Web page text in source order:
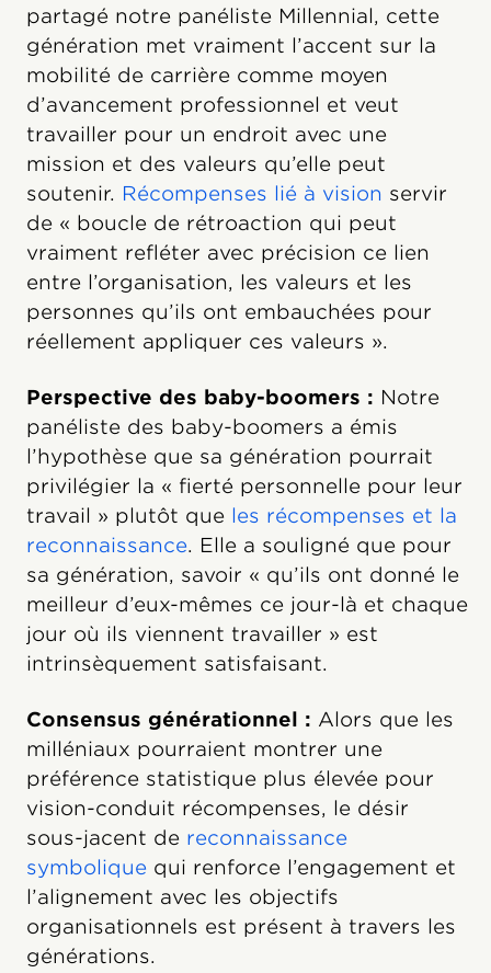
partagé notre panéliste Millennial, cette
génération met vraiment l’accent sur la
mobilité de carrière comme moyen
d’avancement professionnel et veut
travailler pour un endroit avec une
mission et des valeurs qu’elle peut
soutenir. Récompenses lié à vision servir
de « boucle de rétroaction qui peut
vraiment refléter avec précision ce lien
entre l’organisation, les valeurs et les
personnes qu’ils ont embauchées pour
réellement appliquer ces valeurs ».
Perspective des baby-boomers : Notre
panéliste des baby-boomers a émis
l’hypothèse que sa génération pourrait
privilégier la « fierté personnelle pour leur
travail » plutôt que les récompenses et la
reconnaissance. Elle a souligné que pour
sa génération, savoir « qu’ils ont donné le
meilleur d’eux-mêmes ce jour-là et chaque
jour où ils viennent travailler » est
intrinsèquement satisfaisant.
Consensus générationnel : Alors que les
milléniaux pourraient montrer une
préférence statistique plus élevée pour
vision-conduit récompenses, le désir
sous-jacent de reconnaissance
symbolique qui renforce l’engagement et
l’alignement avec les objectifs
organisationnels est présent à travers les
générations.